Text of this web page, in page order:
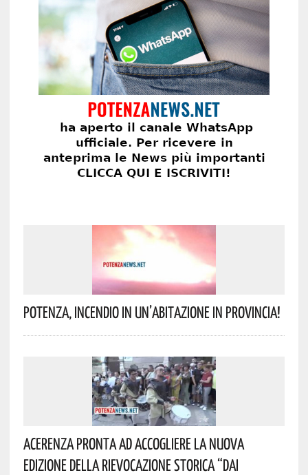
Potenza, Incendio In Un’abitazione In Provincia!
Acerenza Pronta Ad Accogliere La Nuova
Edizione Della Rievocazione Storica “Dai